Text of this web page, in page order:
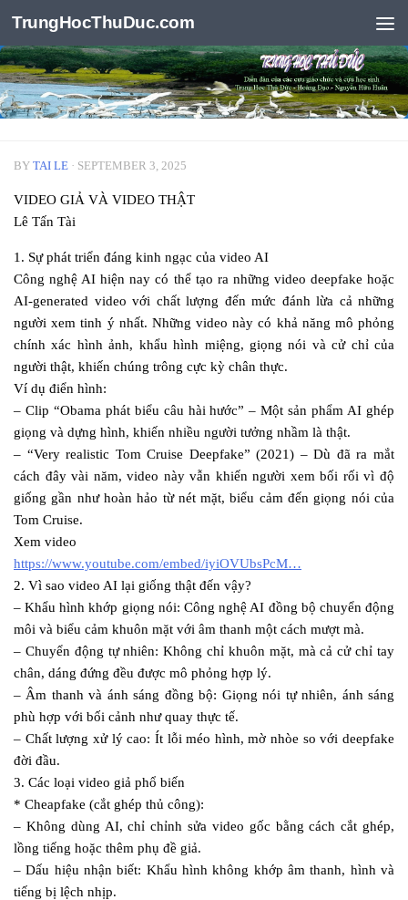
Skip to content
TrungHocThuDuc.com
BY TAI LE · SEPTEMBER 3, 2025
VIDEO GIẢ VÀ VIDEO THẬT
Lê Tấn Tài
1. Sự phát triển đáng kinh ngạc của video AI
Công nghệ AI hiện nay có thể tạo ra những video deepfake hoặc
AI-generated video với chất lượng đến mức đánh lừa cả những
người xem tinh ý nhất. Những video này có khả năng mô phỏng
chính xác hình ảnh, khẩu hình miệng, giọng nói và cử chỉ của
người thật, khiến chúng trông cực kỳ chân thực.
Ví dụ điển hình:
– Clip “Obama phát biểu câu hài hước” – Một sản phẩm AI ghép
giọng và dựng hình, khiến nhiều người tưởng nhầm là thật.
– “Very realistic Tom Cruise Deepfake” (2021) – Dù đã ra mắt
cách đây vài năm, video này vẫn khiến người xem bối rối vì độ
giống gần như hoàn hảo từ nét mặt, biểu cảm đến giọng nói của
Tom Cruise.
Xem video
https://www.youtube.com/embed/iyiOVUbsPcM…
2. Vì sao video AI lại giống thật đến vậy?
– Khẩu hình khớp giọng nói: Công nghệ AI đồng bộ chuyển động
môi và biểu cảm khuôn mặt với âm thanh một cách mượt mà.
– Chuyển động tự nhiên: Không chỉ khuôn mặt, mà cả cử chỉ tay
chân, dáng đứng đều được mô phỏng hợp lý.
– Âm thanh và ánh sáng đồng bộ: Giọng nói tự nhiên, ánh sáng
phù hợp với bối cảnh như quay thực tế.
– Chất lượng xử lý cao: Ít lỗi méo hình, mờ nhòe so với deepfake
đời đầu.
3. Các loại video giả phổ biến
* Cheapfake (cắt ghép thủ công):
– Không dùng AI, chỉ chỉnh sửa video gốc bằng cách cắt ghép,
lồng tiếng hoặc thêm phụ đề giả.
– Dấu hiệu nhận biết: Khẩu hình không khớp âm thanh, hình và
tiếng bị lệch nhịp.